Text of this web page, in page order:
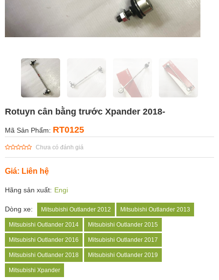
Rotuyn cân bằng trước Xpander 2018-
Mã Sản Phẩm: RT0125
Chưa có đánh giá
Giá: Liên hệ
Hãng sản xuất: Engi
Dòng xe: Mitsubishi Outlander 2012 Mitsubishi Outlander 2013
Mitsubishi Outlander 2014 Mitsubishi Outlander 2015
Mitsubishi Outlander 2016 Mitsubishi Outlander 2017
Mitsubishi Outlander 2018 Mitsubishi Outlander 2019
Mitsubishi Xpander